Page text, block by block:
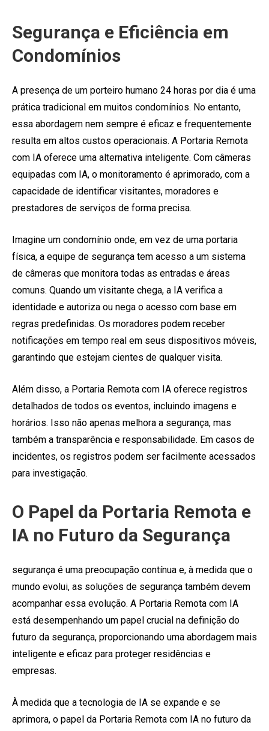
Segurança e Eficiência em
Condomínios
A presença de um porteiro humano 24 horas por dia é uma
prática tradicional em muitos condomínios. No entanto,
essa abordagem nem sempre é eficaz e frequentemente
resulta em altos custos operacionais. A Portaria Remota
com IA oferece uma alternativa inteligente. Com câmeras
equipadas com IA, o monitoramento é aprimorado, com a
capacidade de identificar visitantes, moradores e
prestadores de serviços de forma precisa.
Imagine um condomínio onde, em vez de uma portaria
física, a equipe de segurança tem acesso a um sistema
de câmeras que monitora todas as entradas e áreas
comuns. Quando um visitante chega, a IA verifica a
identidade e autoriza ou nega o acesso com base em
regras predefinidas. Os moradores podem receber
notificações em tempo real em seus dispositivos móveis,
garantindo que estejam cientes de qualquer visita.
Além disso, a Portaria Remota com IA oferece registros
detalhados de todos os eventos, incluindo imagens e
horários. Isso não apenas melhora a segurança, mas
também a transparência e responsabilidade. Em casos de
incidentes, os registros podem ser facilmente acessados
para investigação.
O Papel da Portaria Remota e
IA no Futuro da Segurança
segurança é uma preocupação contínua e, à medida que o
mundo evolui, as soluções de segurança também devem
acompanhar essa evolução. A Portaria Remota com IA
está desempenhando um papel crucial na definição do
futuro da segurança, proporcionando uma abordagem mais
inteligente e eficaz para proteger residências e
empresas.
À medida que a tecnologia de IA se expande e se
aprimora, o papel da Portaria Remota com IA no futuro da